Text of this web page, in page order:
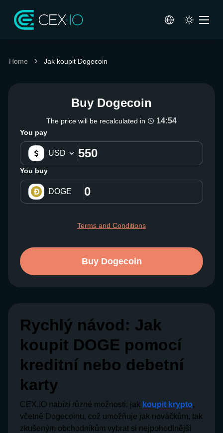
Home Jak koupit Dogecoin
Buy Dogecoin
The price will be recalculated in 14:53
You pay
USD
You buy
DOGE
Terms and Conditions
Buy Dogecoin
Rychlý návod: Jak
koupit DOGE pomocí
kreditní nebo debetní
karty
CEX.IO nabízí různé možnosti, jak koupit krypto,
včetně Dogecoinu, což umožňuje jak nováčkům, tak
zkušeným obchodníkům vybrat si nejpohodlnější